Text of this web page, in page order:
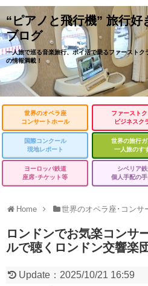
“ピアノと飛行機” 旅行好
ブログ
一人旅で巡る音楽旅行、ポイ活で乗るファースト
の情報満載！
世界のオペラ座
コンサートホール
ファースト
ビジネスク
国際コンクール
現地レポート
世界の旅行ガ
一人旅のす
ヨーロッパ鉄道
座席･チケット等
シベリア
個人手配の手
Home 世界のオペラ座･コンサ
ロンドンでお気楽コンサ
ルで聴くロンドン交響楽
Update： 2025/10/21 16:59